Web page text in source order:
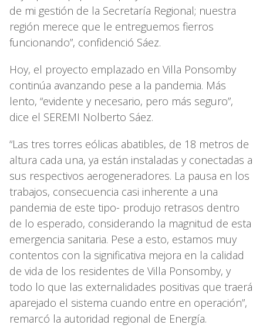
de mi gestión de la Secretaría Regional; nuestra
región merece que le entreguemos fierros
funcionando”, confidenció Sáez.
Hoy, el proyecto emplazado en Villa Ponsomby
continúa avanzando pese a la pandemia. Más
lento, “evidente y necesario, pero más seguro”,
dice el SEREMI Nolberto Sáez.
“Las tres torres eólicas abatibles, de 18 metros de
altura cada una, ya están instaladas y conectadas a
sus respectivos aerogeneradores. La pausa en los
trabajos, consecuencia casi inherente a una
pandemia de este tipo- produjo retrasos dentro
de lo esperado, considerando la magnitud de esta
emergencia sanitaria. Pese a esto, estamos muy
contentos con la significativa mejora en la calidad
de vida de los residentes de Villa Ponsomby, y
todo lo que las externalidades positivas que traerá
aparejado el sistema cuando entre en operación”,
remarcó la autoridad regional de Energía.